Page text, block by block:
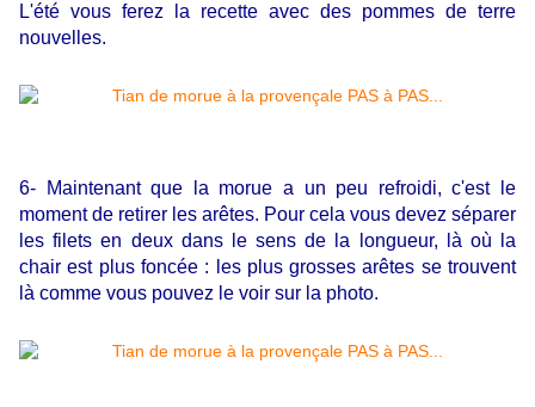
L'été vous ferez la recette avec des pommes de terre
nouvelles.
6- Maintenant que la morue a un peu refroidi, c'est le
moment de retirer les arêtes. Pour cela vous devez séparer
les filets en deux dans le sens de la longueur, là où la
chair est plus foncée : les plus grosses arêtes se trouvent
là comme vous pouvez le voir sur la photo.